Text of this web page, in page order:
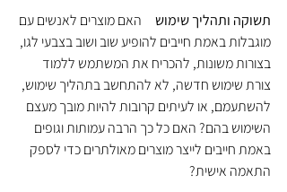
תשוקה ותהליך שימוש
     האם מוצרים לאנשים עם
מוגבלות באמת חייבים להופיע שוב ושוב בצבעי לגו,
בצורות משונות, להכריח את המשתמש ללמוד
צורת שימוש חדשה, לא להתחשב בתהליך שימוש,
להשתעמם, או לעיתים קרובות להיות מובך מעצם
השימוש בהם? האם כל כך הרבה עמותות וגופים
באמת חייבים לייצר מוצרים מאולתרים כדי לספק
התאמה אישית?